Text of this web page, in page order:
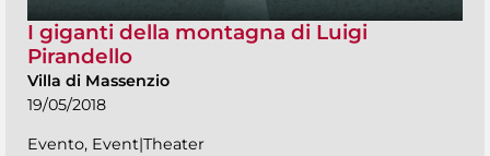
I giganti della montagna di Luigi
Pirandello
Villa di Massenzio
19/05/2018
Evento, Event|Theater